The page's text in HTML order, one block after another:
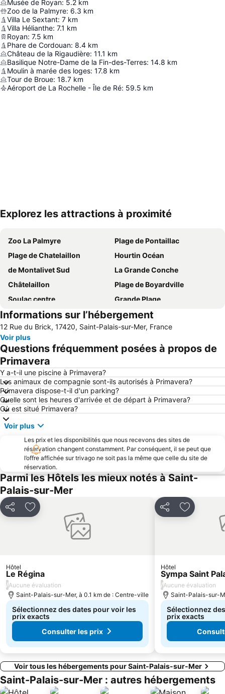
Musée de Royan: 5.2 km
Zoo de la Palmyre: 6.3 km
Villa Le Sextant: 7 km
Villa Hélianthe: 7.1 km
Royan: 7.5 km
Phare de Cordouan: 8.4 km
Château de la Rigaudière: 11.1 km
Basilique Notre-Dame de la Fin-des-Terres: 14.8 km
Moulin à marée des loges: 17.8 km
Tour de Broue: 18.7 km
Aéroport de La Rochelle - Île de Ré: 59.5 km
Explorez les attractions à proximité
Zoo La Palmyre
Plage de Pontaillac
Plage de Chatelaillon
Hourtin Océan
de Montalivet Sud
La Grande Conche
Châtelaillon
Plage de Boyardville
Soulac centre
Grande Plage
Les Grottes de Matata
Port de Plaisance Royan
Luna Park
Plage de Foncillon
Port de Plaisance
Plage de l'Espérance
Plage de Nauzan
Aérodrome de Royan-Médis
Plage de Gatseau
Le Pin Sec
Estuaire de la Gironde
Le Bac Royan - Le Verdon
Casino Barrière de Royan
Port-Médoc
Naturiste du CHM
Petite Plage
Plage du Chay
Euronat - de Dépée
Corderie Royale
Rochefort-Saint-Agnant Airport
Plage Nord
De l'Arnèche
Plage de l'Anse de la Croix
Oreilles en éventail
Ferme Aquacole
Abbaye aux Dames
Informations sur l’hébergement
12 Rue du Brick, 17420, Saint-Palais-sur-Mer, France
Voir plus
Questions fréquemment posées à propos de
Primavera
Y a-t-il une piscine à Primavera?
Les animaux de compagnie sont-ils autorisés à Primavera?
Primavera dispose-t-il d'un parking?
Quelle sont les heures d'arrivée et de départ à Primavera?
Où est situé Primavera?
Voir plus
Les prix et les disponibilités que nous recevons des sites de
réservation changent constamment. Par conséquent, il se peut que
l’offre affichée sur trivago ne soit pas la même que celle du site de
réservation.
Parmi les Hôtels les mieux notés à Saint-
Palais-sur-Mer
PartagerAjouter à mes favoris
Hôtel
Le Régina
/Aucune évaluation
Saint-Palais-sur-Mer, à 0.1 km de : Centre-ville
Sélectionnez des dates pour voir les
prix exacts
Consulter les prix
PartagerAjouter à
Hôtel
Sympa Saint
/Aucune évaluation
Saint-Palais-sur-
Sélectionnez
prix exacts
Voir tous les hébergements pour Saint-Palais-sur-Mer
Saint-Palais-sur-Mer : autres hébergements